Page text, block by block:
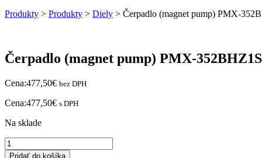
Produkty > Produkty > Diely > Čerpadlo (magnet pump) PMX-
Čerpadlo (magnet pump) PMX-352BHZ1S
Cena:477,50€ bez DPH
Cena:477,50€ s DPH
Na sklade
množstvo
Čerpadlo
Pridať do košíka